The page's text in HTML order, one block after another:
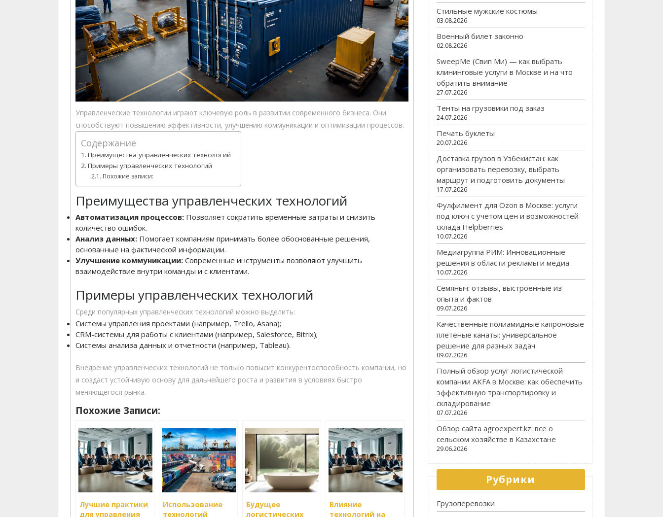
Управленческие технологии играют ключевую роль в развитии современного бизнеса. Они
способствуют повышению эффективности, улучшению коммуникации и оптимизации процессов.
Содержание
Преимущества управленческих технологий
Примеры управленческих технологий
Похожие записи:
Преимущества управленческих технологий
Автоматизация процессов: Позволяет сократить временные затраты и снизить
количество ошибок.
Анализ данных: Помогает компаниям принимать более обоснованные решения,
основанные на фактической информации.
Улучшение коммуникации: Современные инструменты позволяют улучшить
взаимодействие внутри команды и с клиентами.
Примеры управленческих технологий
Среди популярных управленческих технологий можно выделить:
Системы управления проектами (например, Trello, Asana);
CRM-системы для работы с клиентами (например, Salesforce, Bitrix);
Системы анализа данных и отчетности (например, Tableau).
Внедрение управленческих технологий не только повысит конкурентоспособность компании, но
и создаст устойчивую основу для дальнейшего роста и развития в условиях быстро
меняющегося рынка.
Похожие Записи:
Лучшие практики
для управления
Использование
технологий
Будущее
логистических
Влияние
технологий на
Стильные мужские костюмы
03.08.2026
Военный билет законно
02.08.2026
SweepMe (Свип Ми) — как выбрать
клининговые услуги в Москве и на что
обратить внимание
27.07.2026
Тенты на грузовики под заказ
24.07.2026
Печать буклеты
20.07.2026
Доставка грузов в Узбекистан: как
организовать перевозку, выбрать
маршрут и подготовить документы
17.07.2026
Фулфилмент для Ozon в Москве: услуги
под ключ с учетом цен и возможностей
склада Helpberries
10.07.2026
Медиагруппа РИМ: Инновационные
решения в области рекламы и медиа
10.07.2026
Семяныч: отзывы, выстроенные из
опыта и фактов
09.07.2026
Качественные полиамидные капроновые
плетеные канаты: универсальное
решение для разных задач
09.07.2026
Полный обзор услуг логистической
компании AKFA в Москве: как обеспечить
эффективную транспортировку и
складирование
07.07.2026
Обзор сайта agroexpert.kz: все о
сельском хозяйстве в Казахстане
29.06.2026
Рубрики
Грузоперевозки